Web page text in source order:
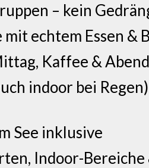
– kein
echtem Essen &
Kaffee &
indoor bei
See inklusive
Indoor-Bereiche